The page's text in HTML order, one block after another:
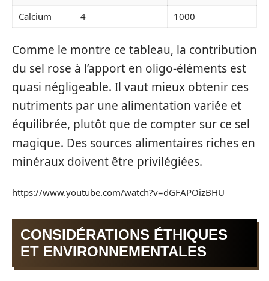
Calcium
4 1000
Comme le montre ce tableau, la contribution
du sel rose à l’apport en oligo-éléments est
quasi négligeable. Il vaut mieux obtenir ces
nutriments par une alimentation variée et
équilibrée, plutôt que de compter sur ce sel
magique. Des sources alimentaires riches en
minéraux doivent être privilégiées.
https://www.youtube.com/watch?v=dGFAPOizBHU
CONSIDÉRATIONS ÉTHIQUES
ET ENVIRONNEMENTALES